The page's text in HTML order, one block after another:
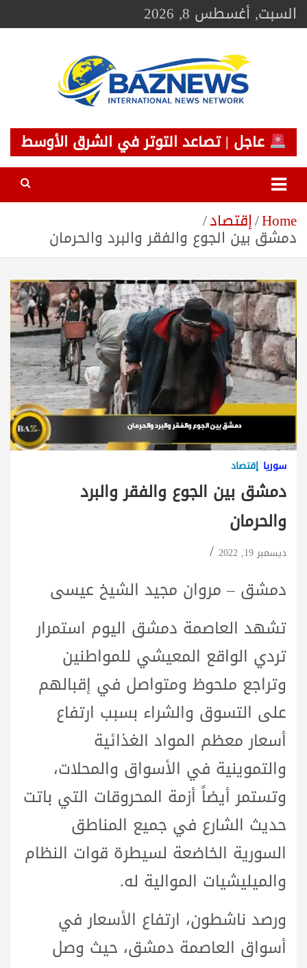
Skip
toالسبت, أغسطس 8, 2026
BAZNEWS
شبكة باز الإخبارية
عاجل | تصاعد التوتر في الشرق الأوسط
Home إقتصاد
دمشق بين الجوع والفقر والبرد والحرمان
سوريا إقتصاد
دمشق بين الجوع والفقر والبرد
والحرمان
ديسمبر 19, 2022
دمشق – مروان مجيد الشيخ عيسى
تشهد العاصمة دمشق اليوم استمرار
تردي الواقع المعيشي للمواطنين
وتراجع ملحوظ ومتواصل في إقبالهم
على التسوق والشراء بسبب ارتفاع
أسعار معظم المواد الغذائية
والتموينية في الأسواق والمحلات،
وتستمر أيضاً أزمة المحروقات التي باتت
حديث الشارع في جميع المناطق
السورية الخاضعة لسيطرة قوات النظام
والميليشيات الموالية له.
ورصد ناشطون، ارتفاع الأسعار في
أسواق العاصمة دمشق، حيث وصل